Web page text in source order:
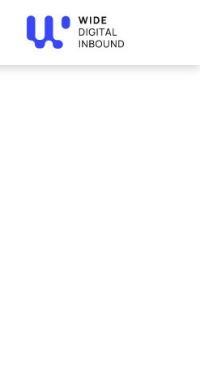
Home» Blog
»